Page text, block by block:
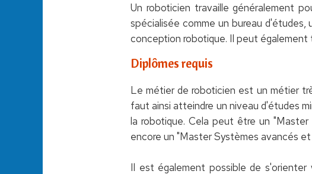
Un roboticien travaille généralement
spécialisée comme un bureau
conception robotique. Il peut également
Diplômes requis
Le métier de roboticien est un métier
faut ainsi atteindre un niveau d'études
la robotique. Cela peut être un
encore un "Master Systèmes avancés
Il est également possible de s'orienter